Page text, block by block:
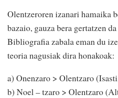
Olentzeroren izanari hamaika
bazaio, gauza bera gertatzen
Bibliografia zabala eman du
teoria nagusiak dira honakoak:
a) Onenzaro > Olentzaro
b) Noel – tzaro > Olentzaro